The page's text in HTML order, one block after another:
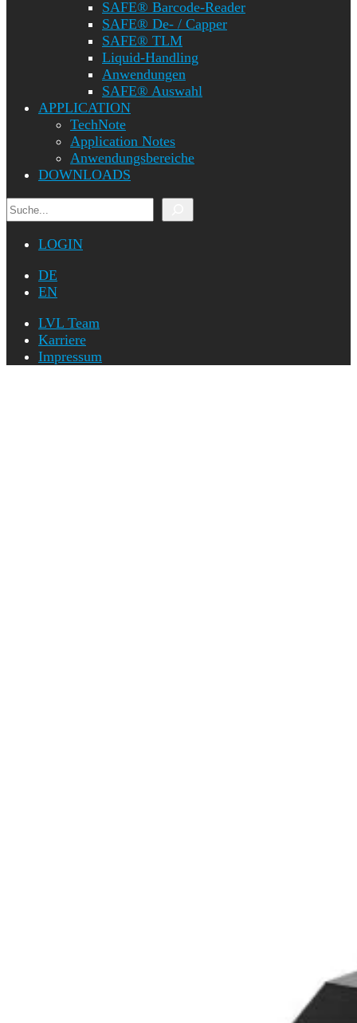
SAFE® Barcode-Reader
SAFE® De- / Capper
SAFE® TLM
Liquid-Handling
Anwendungen
SAFE® Auswahl
APPLICATION
TechNote
Application Notes
Anwendungsbereiche
DOWNLOADS
Suchen
LOGIN
DE
EN
LVL Team
Karriere
Impressum